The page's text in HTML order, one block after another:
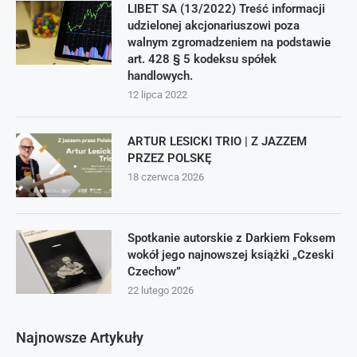
LIBET SA (13/2022) Treść informacji
udzielonej akcjonariuszowi poza
walnym zgromadzeniem na podstawie
art. 428 § 5 kodeksu spółek
handlowych.
12 lipca 2022
ARTUR LESICKI TRIO | Z JAZZEM
PRZEZ POLSKĘ
18 czerwca 2026
Spotkanie autorskie z Darkiem Foksem
wokół jego najnowszej książki „Czeski
Czechow”
22 lutego 2026
Najnowsze Artykuły